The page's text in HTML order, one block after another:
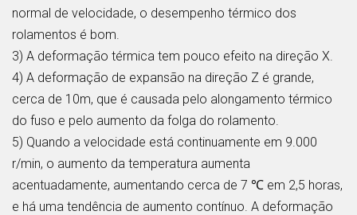
normal de velocidade, o desempenho térmico dos
rolamentos é bom.
3) A deformação térmica tem pouco efeito na direção X.
4) A deformação de expansão na direção Z é grande,
cerca de 10m, que é causada pelo alongamento térmico
do fuso e pelo aumento da folga do rolamento.
5) Quando a velocidade está continuamente em 9.000
r/min, o aumento da temperatura aumenta
acentuadamente, aumentando cerca de 7 ℃ em 2,5 horas,
e há uma tendência de aumento contínuo. A deformação